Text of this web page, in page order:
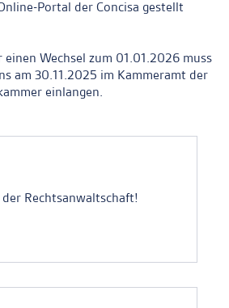
Portal der Concisa gestellt
Wechsel zum 01.01.2026 muss
am 30.11.2025 im Kammeramt der
einlangen.
Rechtsanwaltschaft!